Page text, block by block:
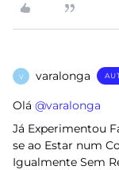
V varalonga
Olá ​ @varalonga
Já Experimentou
se ao Estar num
Igualmente Sem